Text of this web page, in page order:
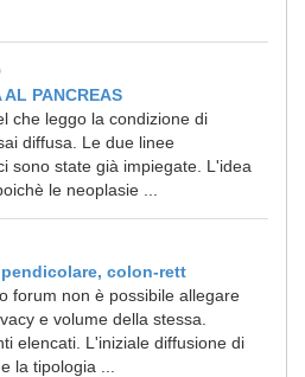
AL PANCREAS
che leggo la condizione di
diffusa. Le due linee
sono state già impiegate. L'idea
le neoplasie ...
colon-rett
forum non è possibile allegare
e volume della stessa.
elencati. L'iniziale diffusione di
la tipologia ...